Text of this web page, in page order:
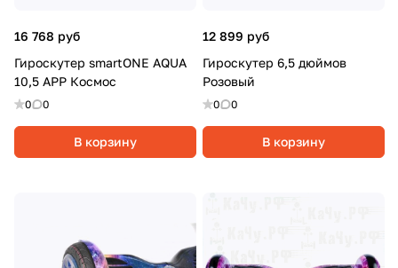
16 768 руб
Гироскутер smartONE AQUA
10,5 APP Космос
0 0
В корзину
12 899 руб
Гироскутер 6,5 дюймов
Розовый
0 0
В корзину